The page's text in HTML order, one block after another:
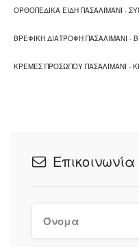
ΟΡΘΟΠΕΔΙΚΑ ΕΙΔΗ ΠΑΣΑΛΙΜΑΝΙ -
ΒΡΕΦΙΚΗ ΔΙΑΤΡΟΦΗ ΠΑΣΑΛΙΜΑΝΙ -
ΚΡΕΜΕΣ ΠΡΟΣΩΠΟΥ ΠΑΣΑΛΙΜΑΝΙ -